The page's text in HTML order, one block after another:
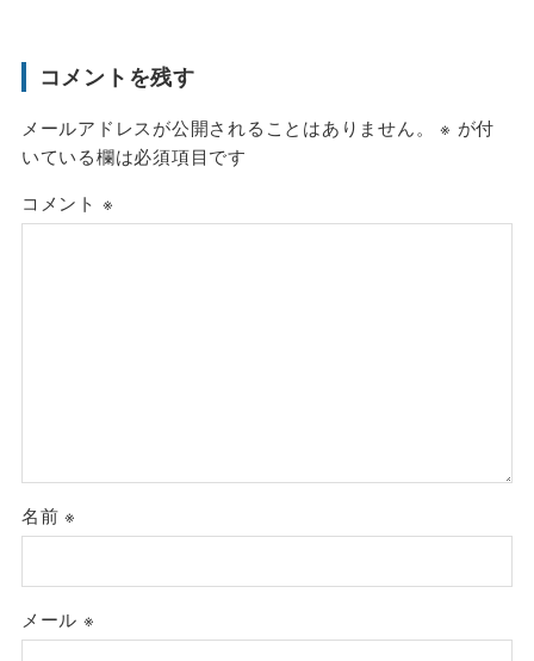
コメントを残す
メールアドレスが公開されることはありません。 ※ が付
いている欄は必須項目です
コメント ※
名前※
メール ※